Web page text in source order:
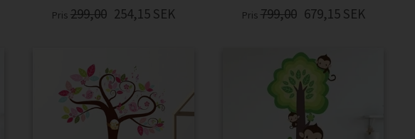
Pris 299,00 254,15 SEK Pris 799,00 679,15 SEK